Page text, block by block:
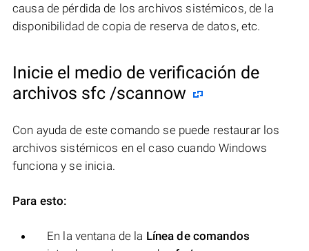
causa de pérdida de los archivos sistémicos, de la
disponibilidad de copia de reserva de datos, etc.
Inicie el medio de verificación de
archivos sfc /scannow
Con ayuda de este comando se puede restaurar los
archivos sistémicos en el caso cuando Windows
funciona y se inicia.
Para esto:
En la ventana de la Línea de comandos